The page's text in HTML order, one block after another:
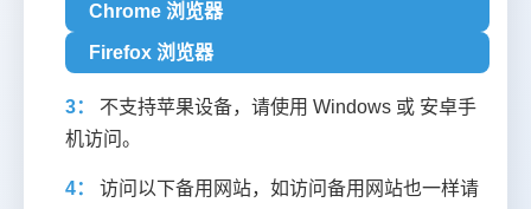
Chrome 浏览器
Firefox 浏览器
3：
不支持苹果设备，请使用 Windows 或 安卓手
机访问。
4：
访问以下备用网站，如访问备用网站也一样请